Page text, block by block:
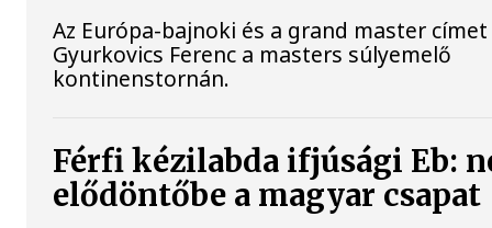
Az Európa-bajnoki és a grand master
Gyurkovics Ferenc a masters súlyemelő
kontinenstornán.
Férfi kézilabda ifjúsági Eb:
elődöntőbe a magyar csapat